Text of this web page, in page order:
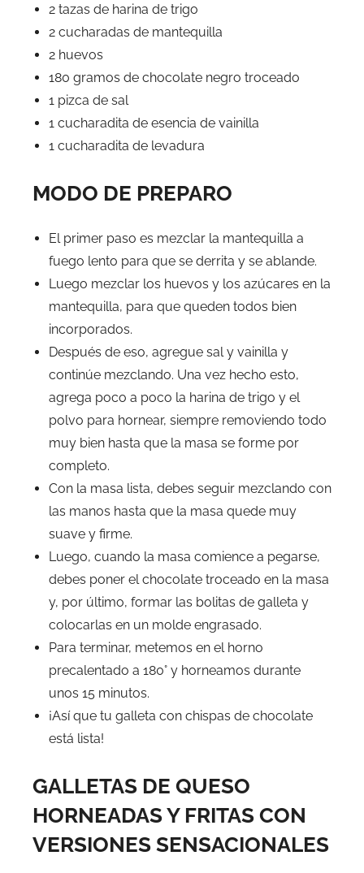
2 tazas de harina de trigo
2 cucharadas de mantequilla
2 huevos
180 gramos de chocolate negro troceado
1 pizca de sal
1 cucharadita de esencia de vainilla
1 cucharadita de levadura
MODO DE PREPARO
El primer paso es mezclar la mantequilla a
fuego lento para que se derrita y se ablande.
Luego mezclar los huevos y los azúcares en la
mantequilla, para que queden todos bien
incorporados.
Después de eso, agregue sal y vainilla y
continúe mezclando. Una vez hecho esto,
agrega poco a poco la harina de trigo y el
polvo para hornear, siempre removiendo todo
muy bien hasta que la masa se forme por
completo.
Con la masa lista, debes seguir mezclando con
las manos hasta que la masa quede muy
suave y firme.
Luego, cuando la masa comience a pegarse,
debes poner el chocolate troceado en la masa
y, por último, formar las bolitas de galleta y
colocarlas en un molde engrasado.
Para terminar, metemos en el horno
precalentado a 180° y horneamos durante
unos 15 minutos.
¡Así que tu galleta con chispas de chocolate
está lista!
GALLETAS DE QUESO
HORNEADAS Y FRITAS CON
VERSIONES SENSACIONALES